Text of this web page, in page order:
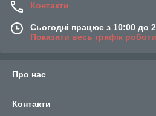
Контакти
Сьогодні працює з 10:00 до
Показати весь графік роботи
Про нас
Контакти